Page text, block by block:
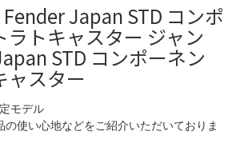
Fender Japan STD コンポ
ラトキャスター ジャン
STD コンポーネン
ャスター
モデル
の使い心地などをご紹介いただいておりま